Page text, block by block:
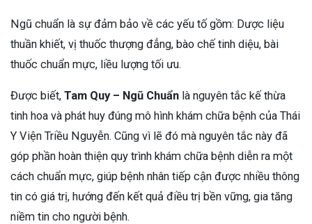
Ngũ chuẩn là sự đảm bảo về các yếu tố gồm: Dược liệu
thuần khiết, vị thuốc thượng đẳng, bào chế tinh diệu, bài
thuốc chuẩn mực, liều lượng tối ưu.
Được biết, Tam Quy – Ngũ Chuẩn là nguyên tắc kế thừa
tinh hoa và phát huy đúng mô hình khám chữa bệnh của Thái
Y Viện Triều Nguyễn. Cũng vì lẽ đó mà nguyên tắc này đã
góp phần hoàn thiện quy trình khám chữa bệnh diễn ra một
cách chuẩn mực, giúp bệnh nhân tiếp cận được nhiều thông
tin có giá trị, hướng đến kết quả điều trị bền vững, gia tăng
niềm tin cho người bệnh.